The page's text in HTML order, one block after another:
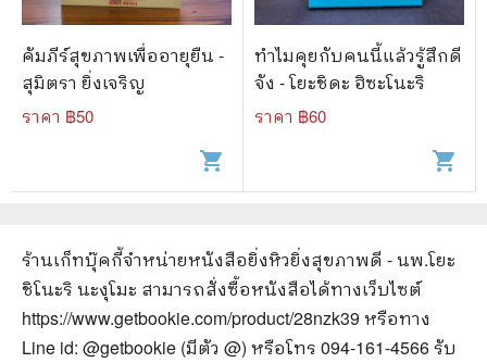
คัมภีร์สุขภาพเพื่ออายุยืน -
สุมิตรา ยิ่งเจริญ
ราคา ฿50
shopping_cart
ทำไมคุยกับคนนี้แล้วรู้สึกดี
จัง - โยะชิดะ ฮิซะโนะริ
ราคา ฿60
shopping_cart
ร้านเก็ทบุ๊คกี้จำหน่ายหนังสือยิ่งหิวยิ่งสุขภาพดี - นพ.โยะ
ชิโนะริ นะงุโมะ สามารถสั่งซื้อหนังสือได้ทางเว็บไซต์
https://www.getbookie.com/product/28nzk39 หรือทาง
Line id: @getbookie (มีตัว @) หรือโทร 094-161-4566 รับ